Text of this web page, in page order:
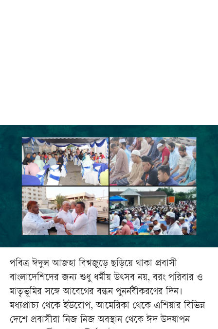
পবিত্র ঈদুল আজহা বিশ্বজুড়ে ছড়িয়ে থাকা প্রবাসী
বাংলাদেশিদের জন্য শুধু ধর্মীয় উৎসব নয়, বরং পরিবার ও
মাতৃভূমির সঙ্গে আবেগের বন্ধন পুনর্নবীকরণের দিন।
মধ্যপ্রাচ্য থেকে ইউরোপ, আমেরিকা থেকে এশিয়ার বিভিন্ন
দেশে প্রবাসীরা নিজ নিজ অবস্থান থেকে ঈদ উদযাপন